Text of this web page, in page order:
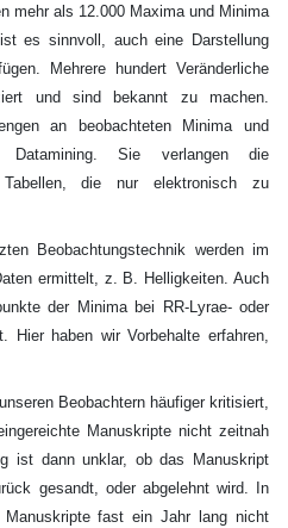
mehr als 12.000 Maxima und Minima
es sinnvoll, auch eine Darstellung
Mehrere hundert Veränderliche
und sind bekannt zu machen.
an beobachteten Minima und
Sie verlangen die
die nur elektronisch zu
Beobachtungstechnik werden im
ermittelt, z. B. Helligkeiten. Auch
der Minima bei RR-Lyrae- oder
Hier haben wir Vorbehalte erfahren,
Beobachtern häufiger kritisiert,
Manuskripte nicht zeitnah
ist dann unklar, ob das Manuskript
gesandt, oder abgelehnt wird. In
Manuskripte fast ein Jahr lang nicht